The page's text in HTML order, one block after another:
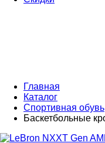
Главная
Каталог
Спортивная обувь
Баскетбольные